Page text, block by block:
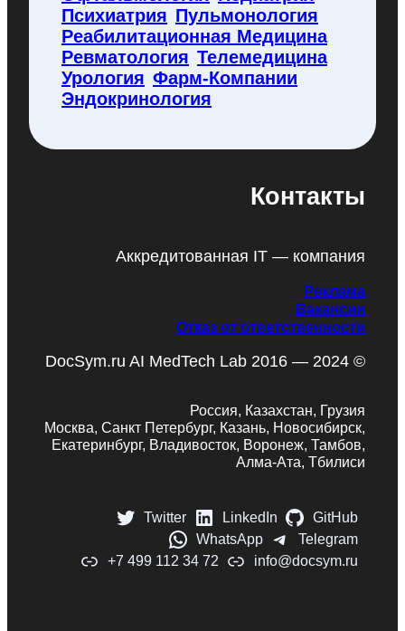
Психиатрия Пульмонология
Реабилитационная Медицина
Ревматология Телемедицина
Урология Фарм-Компании
Эндокринология
Контакты
Аккредитованная IT — компания
Реклама
Вакансии
Отказ от ответственности
DocSym.ru AI MedTech Lab 2016 — 2024 ©
Россия, Казахстан, Грузия
Москва, Санкт Петербург, Казань, Новосибирск,
Екатеринбург, Владивосток, Воронеж, Тамбов,
Алма-Ата, Тбилиси
Twitter LinkedIn
GitHub
WhatsApp
Telegram
+7 499 112 34 72
info@docsym.ru